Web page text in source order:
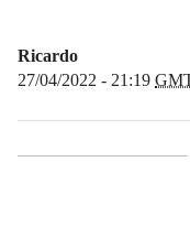
Ricardo
27/04/2022 - 21:19